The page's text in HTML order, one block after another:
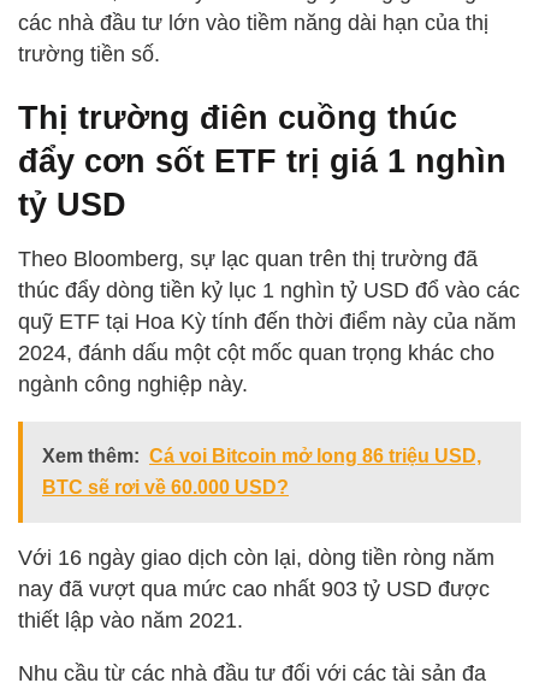
các nhà đầu tư lớn vào tiềm năng dài hạn của thị
trường tiền số.
Thị trường điên cuồng thúc
đẩy cơn sốt ETF trị giá 1 nghìn
tỷ USD
Theo Bloomberg, sự lạc quan trên thị trường đã
thúc đẩy dòng tiền kỷ lục 1 nghìn tỷ USD đổ vào các
quỹ ETF tại Hoa Kỳ tính đến thời điểm này của năm
2024, đánh dấu một cột mốc quan trọng khác cho
ngành công nghiệp này.
Xem thêm: Cá voi Bitcoin mở long 86 triệu USD,
BTC sẽ rơi về 60.000 USD?
Với 16 ngày giao dịch còn lại, dòng tiền ròng năm
nay đã vượt qua mức cao nhất 903 tỷ USD được
thiết lập vào năm 2021.
Nhu cầu từ các nhà đầu tư đối với các tài sản đa